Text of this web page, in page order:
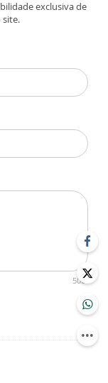
exclusiva de
site.
500